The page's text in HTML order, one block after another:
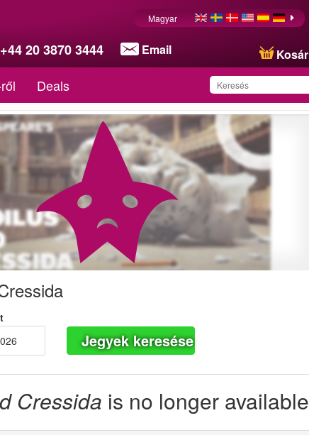
+44 20 3870 3444 Email Kosár
Magyar
Deals
Ezt az ajánlatot
sikeresen mentette a
kedvencei közé!
Jegyek keresése
Cressida is no longer available